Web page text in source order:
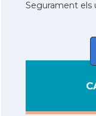
Segurament els